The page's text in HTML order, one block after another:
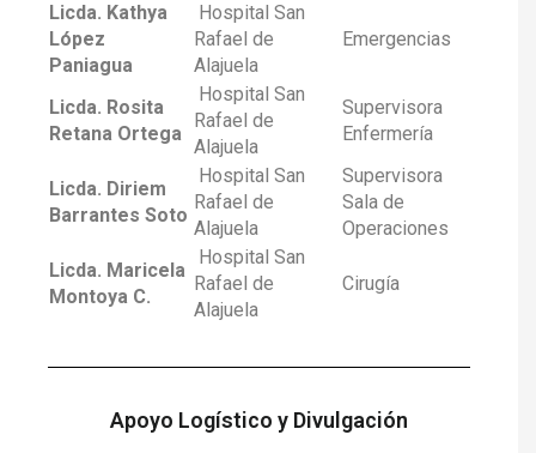
Licda. Kathya
López
Paniagua
Hospital San
Rafael de
Alajuela
Emergencias
Licda. Rosita
Retana Ortega
Hospital San
Rafael de
Alajuela
Supervisora
Enfermería
Licda. Diriem
Barrantes Soto
Hospital San
Rafael de
Alajuela
Supervisora
Sala de
Operaciones
Licda. Maricela
Montoya C.
Hospital San
Rafael de
Alajuela
Cirugía
Apoyo Logístico y Divulgación